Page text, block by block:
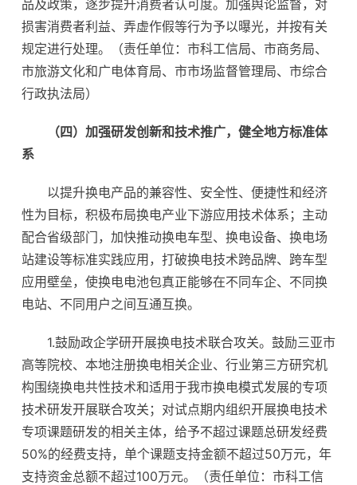
品及政策，逐步提升消费者认可度。加强舆论监督，对
损害消费者利益、弄虚作假等行为予以曝光，并按有关
规定进行处理。（责任单位：市科工信局、市商务局、
市旅游文化和广电体育局、市市场监督管理局、市综合
行政执法局）
（四）加强研发创新和技术推广，健全地方标准体
系
以提升换电产品的兼容性、安全性、便捷性和经济
性为目标，积极布局换电产业下游应用技术体系；主动
配合省级部门，加快推动换电车型、换电设备、换电场
站建设等标准实践应用，打破换电技术跨品牌、跨车型
应用壁垒，使换电电池包真正能够在不同车企、不同换
电站、不同用户之间互通互换。
1.鼓励政企学研开展换电技术联合攻关。鼓励三亚市
高等院校、本地注册换电相关企业、行业第三方研究机
构围绕换电共性技术和适用于我市换电模式发展的专项
技术研发开展联合攻关；对试点期内组织开展换电技术
专项课题研发的相关主体，给予不超过课题总研发经费
50%的经费支持，单个课题支持金额不超过50万元，年
支持资金总额不超过100万元。（责任单位：市科工信